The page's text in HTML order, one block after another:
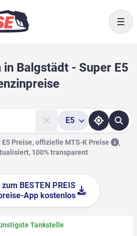
in Balgstädt - Super E5
E5
Preise, offizielle MTS-K Preise
,
100% transparent
zum BESTEN PREIS
App kostenlos
Tankstelle